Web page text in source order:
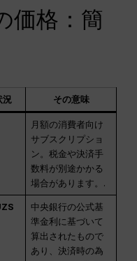
価格：簡
況 その意味
月額の消費者向け
サブスクリプショ
ン。税金や決済手
数料が別途かかる
場合があります。.
中央銀行の公式基
準金利に基づいて
算出されたもので
あり、決済時の為